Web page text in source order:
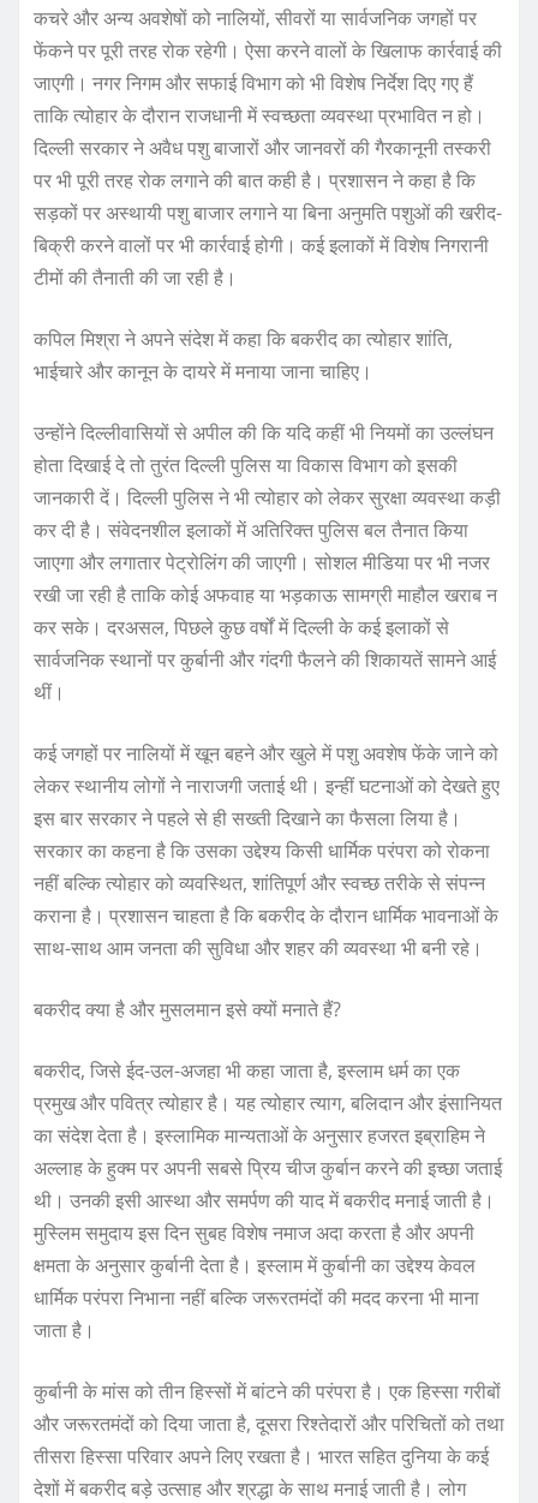
कचरे और अन्य अवशेषों को नालियों, सीवरों या सार्वजनिक जगहों पर
फेंकने पर पूरी तरह रोक रहेगी। ऐसा करने वालों के खिलाफ कार्रवाई की
जाएगी। नगर निगम और सफाई विभाग को भी विशेष निर्देश दिए गए हैं
ताकि त्योहार के दौरान राजधानी में स्वच्छता व्यवस्था प्रभावित न हो।
दिल्ली सरकार ने अवैध पशु बाजारों और जानवरों की गैरकानूनी तस्करी
पर भी पूरी तरह रोक लगाने की बात कही है। प्रशासन ने कहा है कि
सड़कों पर अस्थायी पशु बाजार लगाने या बिना अनुमति पशुओं की खरीद-
बिक्री करने वालों पर भी कार्रवाई होगी। कई इलाकों में विशेष निगरानी
टीमों की तैनाती की जा रही है।
कपिल मिश्रा ने अपने संदेश में कहा कि बकरीद का त्योहार शांति,
भाईचारे और कानून के दायरे में मनाया जाना चाहिए।
उन्होंने दिल्लीवासियों से अपील की कि यदि कहीं भी नियमों का उल्लंघन
होता दिखाई दे तो तुरंत दिल्ली पुलिस या विकास विभाग को इसकी
जानकारी दें। दिल्ली पुलिस ने भी त्योहार को लेकर सुरक्षा व्यवस्था कड़ी
कर दी है। संवेदनशील इलाकों में अतिरिक्त पुलिस बल तैनात किया
जाएगा और लगातार पेट्रोलिंग की जाएगी। सोशल मीडिया पर भी नजर
रखी जा रही है ताकि कोई अफवाह या भड़काऊ सामग्री माहौल खराब न
कर सके। दरअसल, पिछले कुछ वर्षों में दिल्ली के कई इलाकों से
सार्वजनिक स्थानों पर कुर्बानी और गंदगी फैलने की शिकायतें सामने आई
थीं।
कई जगहों पर नालियों में खून बहने और खुले में पशु अवशेष फेंके जाने को
लेकर स्थानीय लोगों ने नाराजगी जताई थी। इन्हीं घटनाओं को देखते हुए
इस बार सरकार ने पहले से ही सख्ती दिखाने का फैसला लिया है।
सरकार का कहना है कि उसका उद्देश्य किसी धार्मिक परंपरा को रोकना
नहीं बल्कि त्योहार को व्यवस्थित, शांतिपूर्ण और स्वच्छ तरीके से संपन्न
कराना है। प्रशासन चाहता है कि बकरीद के दौरान धार्मिक भावनाओं के
साथ-साथ आम जनता की सुविधा और शहर की व्यवस्था भी बनी रहे।
बकरीद क्या है और मुसलमान इसे क्यों मनाते हैं?
बकरीद, जिसे ईद-उल-अजहा भी कहा जाता है, इस्लाम धर्म का एक
प्रमुख और पवित्र त्योहार है। यह त्योहार त्याग, बलिदान और इंसानियत
का संदेश देता है। इस्लामिक मान्यताओं के अनुसार हजरत इब्राहिम ने
अल्लाह के हुक्म पर अपनी सबसे प्रिय चीज कुर्बान करने की इच्छा जताई
थी। उनकी इसी आस्था और समर्पण की याद में बकरीद मनाई जाती है।
मुस्लिम समुदाय इस दिन सुबह विशेष नमाज अदा करता है और अपनी
क्षमता के अनुसार कुर्बानी देता है। इस्लाम में कुर्बानी का उद्देश्य केवल
धार्मिक परंपरा निभाना नहीं बल्कि जरूरतमंदों की मदद करना भी माना
जाता है।
कुर्बानी के मांस को तीन हिस्सों में बांटने की परंपरा है। एक हिस्सा गरीबों
और जरूरतमंदों को दिया जाता है, दूसरा रिश्तेदारों और परिचितों को तथा
तीसरा हिस्सा परिवार अपने लिए रखता है। भारत सहित दुनिया के कई
देशों में बकरीद बड़े उत्साह और श्रद्धा के साथ मनाई जाती है। लोग